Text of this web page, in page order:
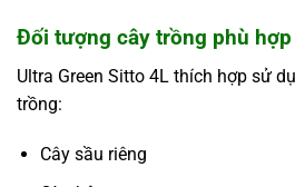
Đối tượng cây trồng phù hợp
Ultra Green Sitto 4L thích hợp sử
trồng:
Cây sầu riêng